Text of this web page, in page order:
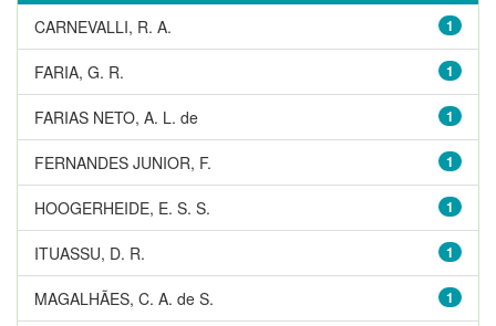
1
CARNEVALLI, R. A.
1
FARIA, G. R.
1
FARIAS NETO, A. L. de
1
FERNANDES JUNIOR, F.
1
HOOGERHEIDE, E. S. S.
1
ITUASSU, D. R.
1
MAGALHÃES, C. A. de S.